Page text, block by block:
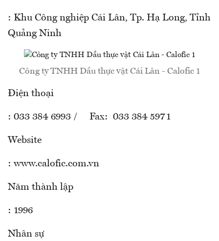
: Khu Công nghiệp Cái Lân, Tp. Hạ Long, Tỉnh
Quảng Ninh
Công ty TNHH Dầu thực vật Cái Lân - Calofic 1
Điện thoại
: 033 384 6993 / Fax: 033 384 5971
Website
: www.calofic.com.vn
Năm thành lập
: 1996
Nhân sự